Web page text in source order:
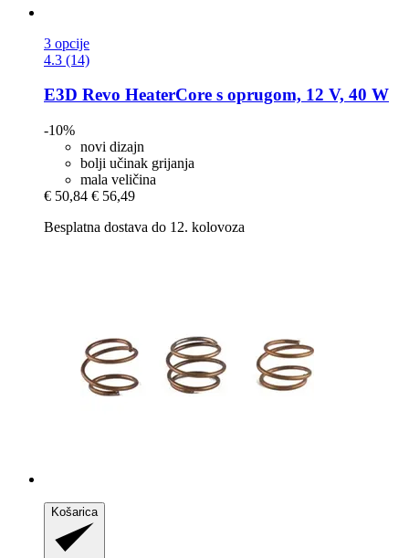
3 opcije
4.3 (14)
E3D Revo HeaterCore s oprugom, 12 V, 40 W
-10%
novi dizajn
bolji učinak grijanja
mala veličina
€ 50,84 € 56,49
Besplatna dostava do 12. kolovoza
Košarica